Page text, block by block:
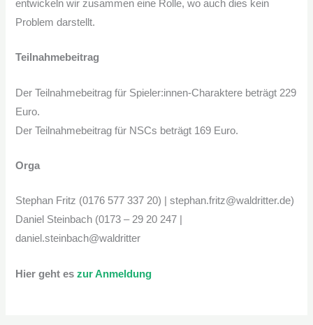
entwickeln wir zusammen eine Rolle, wo auch dies kein
Problem darstellt.
Teilnahmebeitrag
Der Teilnahmebeitrag für Spieler:innen-Charaktere beträgt 229
Euro.
Der Teilnahmebeitrag für NSCs beträgt 169 Euro.
Orga
Stephan Fritz (0176 577 337 20) | stephan.fritz@waldritter.de)
Daniel Steinbach (0173 – 29 20 247 |
daniel.steinbach@waldritter
Hier geht eszur Anmeldung